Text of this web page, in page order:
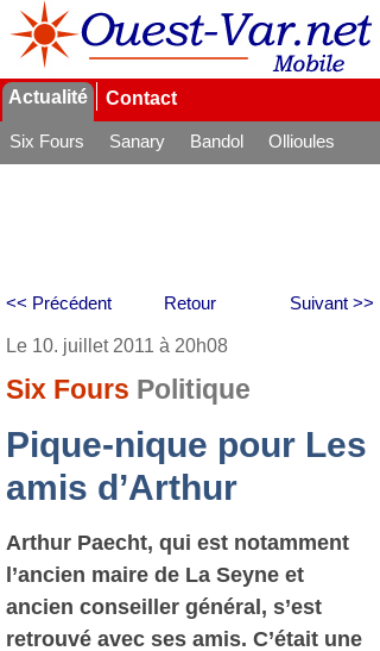
Actualité Contact
Six Fours Sanary Bandol
Ollioules
Retour
<< Précédent Suivant >>
Le 10. juillet 2011 à 20h08
Six Fours Politique
Pique-nique pour Les
amis d’Arthur
Arthur Paecht, qui est notamment
l’ancien maire de La Seyne et
ancien conseiller général, s’est
retrouvé avec ses amis. C’était une